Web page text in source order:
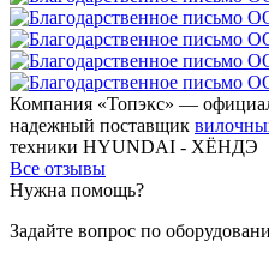
Компания «Топэкс» —
надежный поставщик
техники HYUNDAI - ХЁНДЭ
Все отзывы
Нужна помощь?
Задайте вопрос по